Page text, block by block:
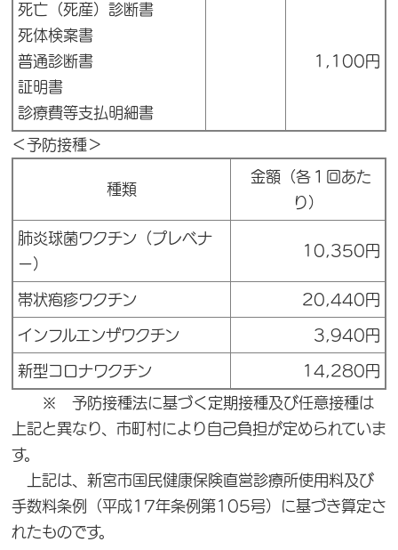
死亡（死産）診断書
死体検案書
普通診断書
証明書
診療費等支払明細書
1,100円
＜予防接種＞
種類
金額（各１回あた
り）
肺炎球菌ワクチン（プレベナ
ー）
10,350円
帯状疱疹ワクチン 20,440円
インフルエンザワクチン 3,940円
新型コロナワクチン 14,280円
※ 予防接種法に基づく定期接種及び任意接種は
上記と異なり、市町村により自己負担が定められていま
す。
上記は、新宮市国民健康保険直営診療所使用料及び
手数料条例（平成17年条例第105号）に基づき算定さ
れたものです。